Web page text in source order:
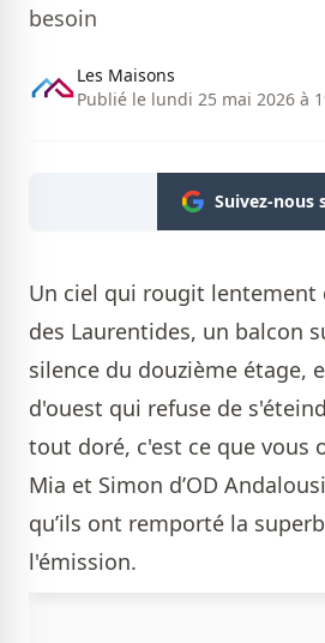
besoin
Les Maisons
Publié le lundi 25 mai 2026 à
Suivez-nous
Un ciel qui rougit lentement
des Laurentides, un balcon
silence du douzième étage,
d'ouest qui refuse de
tout doré, c'est ce que vous
Mia et Simon d’OD
qu’ils ont remporté la
l'émission.